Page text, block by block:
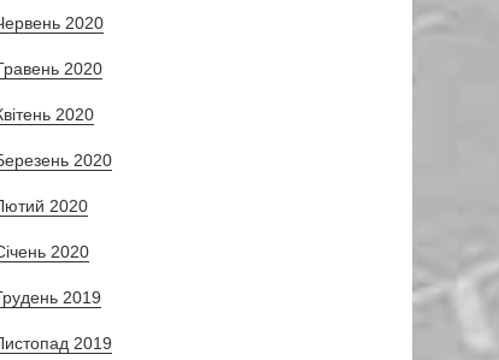
2020
2020
2020
2020
2020
2020
2019
2019